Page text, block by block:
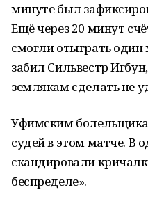
минуте был
Ещё через 20 минут
смогли отыграть
забил Сильвестр
землякам сделать не
Уфимским
судей в этом матче. В
скандировали
беспределе».